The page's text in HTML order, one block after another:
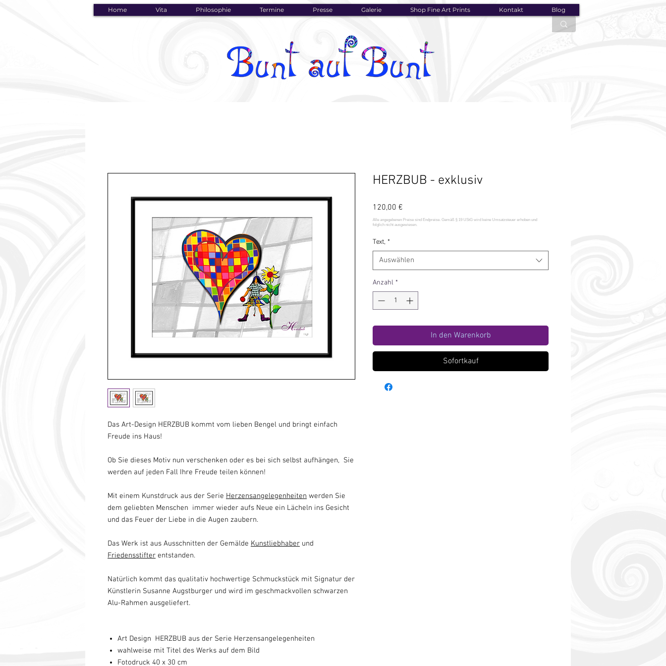
Home Vita Philosophie Termine Presse Galerie Shop Fine Art Prints Kontakt Blog
Das Art-Design HERZBUB kommt vom lieben Bengel und bringt einfach
Freude ins Haus!
Ob Sie dieses Motiv nun verschenken oder es bei sich selbst aufhängen, Sie
werden auf jeden Fall Ihre Freude teilen können!
Mit einem Kunstdruck aus der Serie Herzensangelegenheiten werden Sie
dem geliebten Menschen immer wieder aufs Neue ein Lächeln ins Gesicht
und das Feuer der Liebe in die Augen zaubern.
Das Werk ist aus Ausschnitten der Gemälde Kunstliebhaber und
Friedensstifter entstanden.
Natürlich kommt das qualitativ hochwertige Schmuckstück mit Signatur der
Künstlerin Susanne Augstburger und wird im geschmackvollen schwarzen
Alu-Rahmen ausgeliefert.
Art Design HERZBUB aus der Serie Herzensangelegenheiten
wahlweise mit Titel des Werks auf dem Bild
Fotodruck 40 x 30 cm
HERZBUB - exklusiv
120,00 €
Text, *
Auswählen
Anzahl *
In den Warenkorb
Sofortkauf